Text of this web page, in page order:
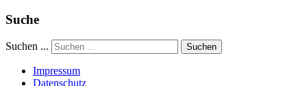
Suche
Suchen ... Suchen
Impressum
Datenschutz